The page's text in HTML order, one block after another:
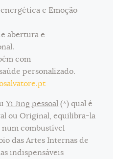
e Emoção
abertura e
com
personalizado.
Yi Jing pessoal (*) qual é
ou Original, equilibra-la
combustível
das Artes Internas de
indispensáveis